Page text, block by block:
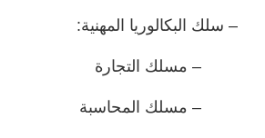
– سلك البكالوريا المهنية:
– مسلك التجارة
– مسلك المحاسبة